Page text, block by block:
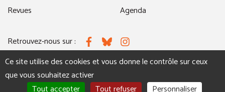
Revues
Agenda
Retrouvez-nous sur : FacebookBlueskyInstagram
MENTIONS LÉGALES NOUS CONTACTER
Ce site utilise des cookies et vous donne le contrôle sur ceux
que vous souhaitez activer
Tout accepter
Tout refuser Personnaliser